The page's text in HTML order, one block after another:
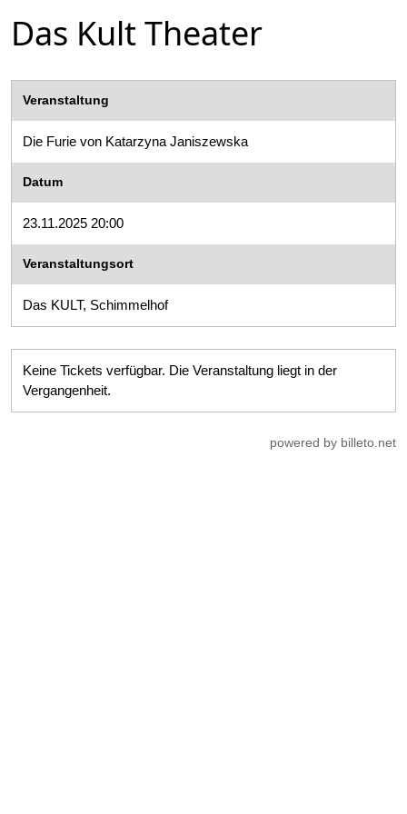
Das Kult Theater
Veranstaltung
Die Furie von Katarzyna Janiszewska
Datum
23.11.2025 20:00
Veranstaltungsort
Das KULT, Schimmelhof
Keine Tickets verfügbar. Die Veranstaltung liegt in der
Vergangenheit.
powered by billeto.net